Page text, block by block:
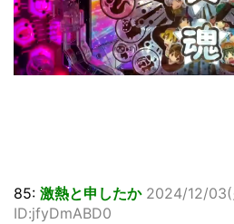
85: 激熱と申したか 2024/12/03(
ID:jfyDmABD0